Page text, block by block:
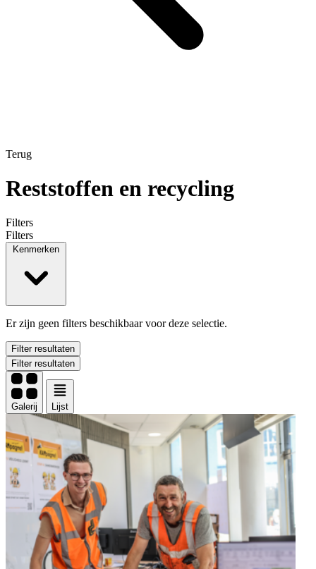
Terug
Reststoffen en recycling
Filters
Filters
Kenmerken
Er zijn geen filters beschikbaar voor deze selectie.
Filter resultaten
Filter resultaten
Galerij Lijst